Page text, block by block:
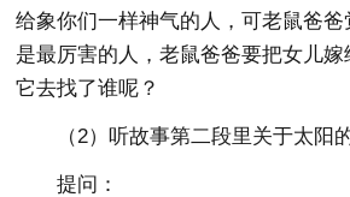
给象你们一样神气的人，可老鼠爸
是最厉害的人，老鼠爸爸要把女儿
它去找了谁呢？
（2）听故事第二段里关于太阳
提问：